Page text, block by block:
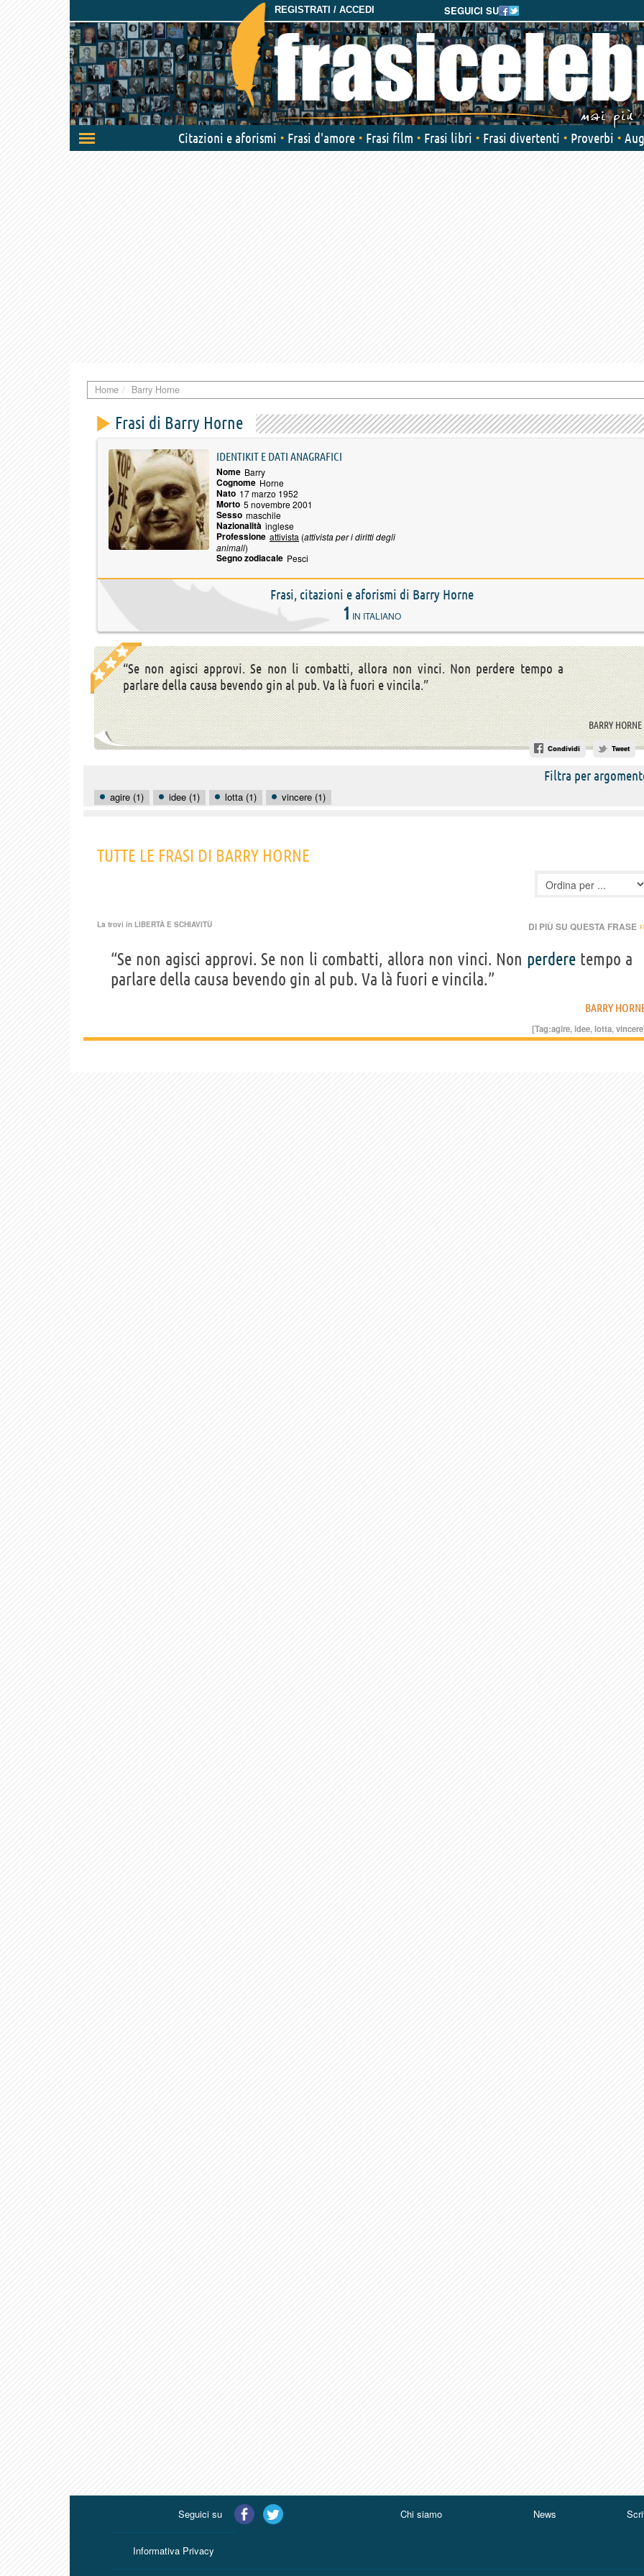
SEGUICI SU
REGISTRATI / ACCEDI
Attiva/disattiva
navigazione
Citazioni e aforismi Frasi d'amore Frasi film Frasi libri Frasi divertenti Proverbi
Home Barry Horne
Frasi di Barry Horne
IDENTIKIT E DATI ANAGRAFICI
Nome Barry
Cognome Horne
Nato 17 marzo 1952
Morto 5 novembre 2001
Sesso maschile
Nazionalità inglese
Professione attivista (attivista per i diritti degli
animali)
Segno zodiacale Pesci
Frasi, citazioni e aforismi di Barry Horne
1 IN ITALIANO
“Se non agisci approvi. Se non li combatti, allora non vinci. Non perdere tempo a
parlare della causa bevendo gin al pub. Va là fuori e vincila.”
BARRY HORNE
Condividi Tweet
Filtra per
agire (1) idee (1) lotta (1) vincere (1)
TUTTE LE FRASI DI BARRY HORNE
La trovi in LIBERTÀ E SCHIAVITÙ DI PIÙ SU QUESTA FRASE
“Se non agisci approvi. Se non li combatti, allora non vinci. Non perdere tempo a
parlare della causa bevendo gin al pub. Va là fuori e vincila.”
BARRY
[Tag:agire,idee,lotta,vincere
Seguici su Chi siamo News
Informativa Privacy